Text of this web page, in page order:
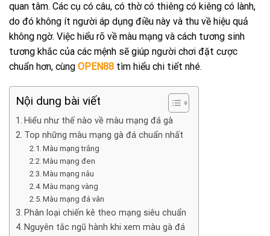
quan tâm. Các cụ có câu, có thờ có thiêng có kiêng có lành,
do đó không ít người áp dụng điều này và thu về hiệu quả
không ngờ. Việc hiểu rõ về màu mạng và cách tương sinh
tương khắc của các mệnh sẽ giúp người chơi đặt cược
chuẩn hơn, cùng OPEN88 tìm hiểu chi tiết nhé.
Nội dung bài viết
Hiểu như thế nào về màu mạng đá gà
Top những màu mạng gà đá chuẩn nhất
Màu mạng trắng
Màu mạng đen
Màu mạng nâu
Màu mạng vàng
Màu mạng đá vân
Phân loại chiến kê theo mạng siêu chuẩn
Nguyên tắc ngũ hành khi xem màu gà đá